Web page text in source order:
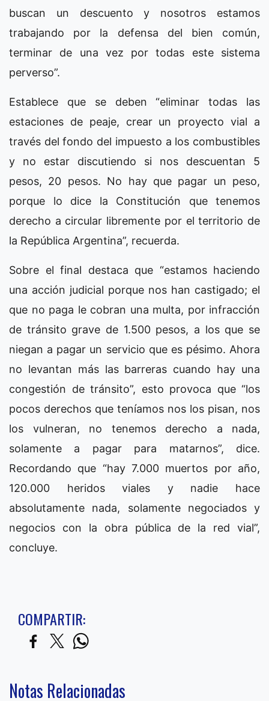
buscan un descuento y nosotros estamos
trabajando por la defensa del bien común,
terminar de una vez por todas este sistema
perverso”.
Establece que se deben “eliminar todas las
estaciones de peaje, crear un proyecto vial a
través del fondo del impuesto a los combustibles
y no estar discutiendo si nos descuentan 5
pesos, 20 pesos. No hay que pagar un peso,
porque lo dice la Constitución que tenemos
derecho a circular libremente por el territorio de
la República Argentina”, recuerda.
Sobre el final destaca que “estamos haciendo
una acción judicial porque nos han castigado; el
que no paga le cobran una multa, por infracción
de tránsito grave de 1.500 pesos, a los que se
niegan a pagar un servicio que es pésimo. Ahora
no levantan más las barreras cuando hay una
congestión de tránsito”, esto provoca que “los
pocos derechos que teníamos nos los pisan, nos
los vulneran, no tenemos derecho a nada,
solamente a pagar para matarnos”, dice.
Recordando que “hay 7.000 muertos por año,
120.000 heridos viales y nadie hace
absolutamente nada, solamente negociados y
negocios con la obra pública de la red vial”,
concluye.
COMPARTIR:
Notas Relacionadas